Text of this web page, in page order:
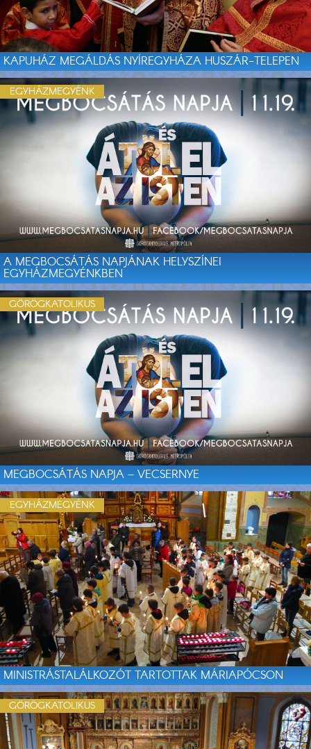
KAPUHÁZ MEGÁLDÁS NYÍREGYHÁZA HUSZÁR-TELEPEN
A MEGBOCSÁTÁS NAPJÁNAK HELYSZÍNEI
EGYHÁZMEGYÉNKBEN
EGYHÁZMEGYÉNK
MEGBOCSÁTÁS NAPJA – VECSERNYE
GÖRÖGKATOLIKUS
MINISTRÁSTALÁLKOZÓT TARTOTTAK MÁRIAPÓCSON
EGYHÁZMEGYÉNK
GÖRÖGKATOLIKUS